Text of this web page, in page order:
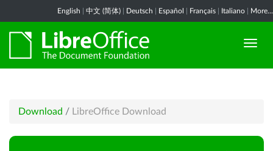
English 中文 (简体) Deutsch Español Français Italiano More...
Download / LibreOffice Download